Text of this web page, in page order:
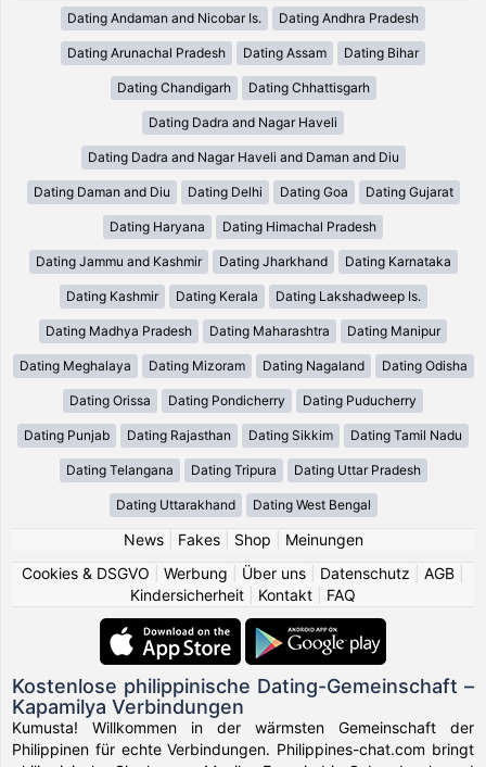
Dating Andaman and Nicobar Is. Dating Andhra Pradesh
Dating Arunachal Pradesh Dating Assam Dating Bihar
Dating Chandigarh Dating Chhattisgarh
Dating Dadra and Nagar Haveli
Dating Dadra and Nagar Haveli and Daman and Diu
Dating Daman and Diu Dating Delhi Dating Goa Dating Gujarat
Dating Haryana Dating Himachal Pradesh
Dating Jammu and Kashmir Dating Jharkhand Dating Karnataka
Dating Kashmir Dating Kerala Dating Lakshadweep Is.
Dating Madhya Pradesh Dating Maharashtra Dating Manipur
Dating Meghalaya Dating Mizoram Dating Nagaland Dating Odisha
Dating Orissa Dating Pondicherry Dating Puducherry
Dating Punjab Dating Rajasthan Dating Sikkim Dating Tamil Nadu
Dating Telangana Dating Tripura Dating Uttar Pradesh
Dating Uttarakhand Dating West Bengal
News| Fakes| Shop
Meinungen
Cookies & DSGVO
Werbung Über uns Datenschutz AGB
Kindersicherheit
Kontakt FAQ
Kostenlose philippinische Dating-Gemeinschaft –
Kapamilya Verbindungen
Kumusta! Willkommen in der wärmsten Gemeinschaft der
Philippinen für echte Verbindungen. Philippines-chat.com bringt